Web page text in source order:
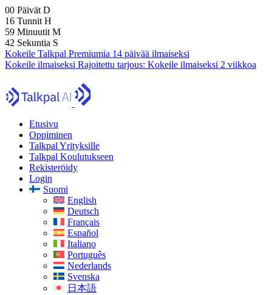
00 Päivät D
16 Tunnit H
59 Minuutit M
40 Sekuntia S
Kokeile Talkpal Premiumia 14 päivää ilmaiseksi
Kokeile ilmaiseksi Rajoitettu tarjous: Kokeile ilmaiseksi 2 viikkoa
Etusivu
Oppiminen
Talkpal Yrityksille
Talkpal Koulutukseen
Rekisteröidy
Login
Suomi
English
Deutsch
Français
Español
Italiano
Português
Nederlands
Svenska
日本語